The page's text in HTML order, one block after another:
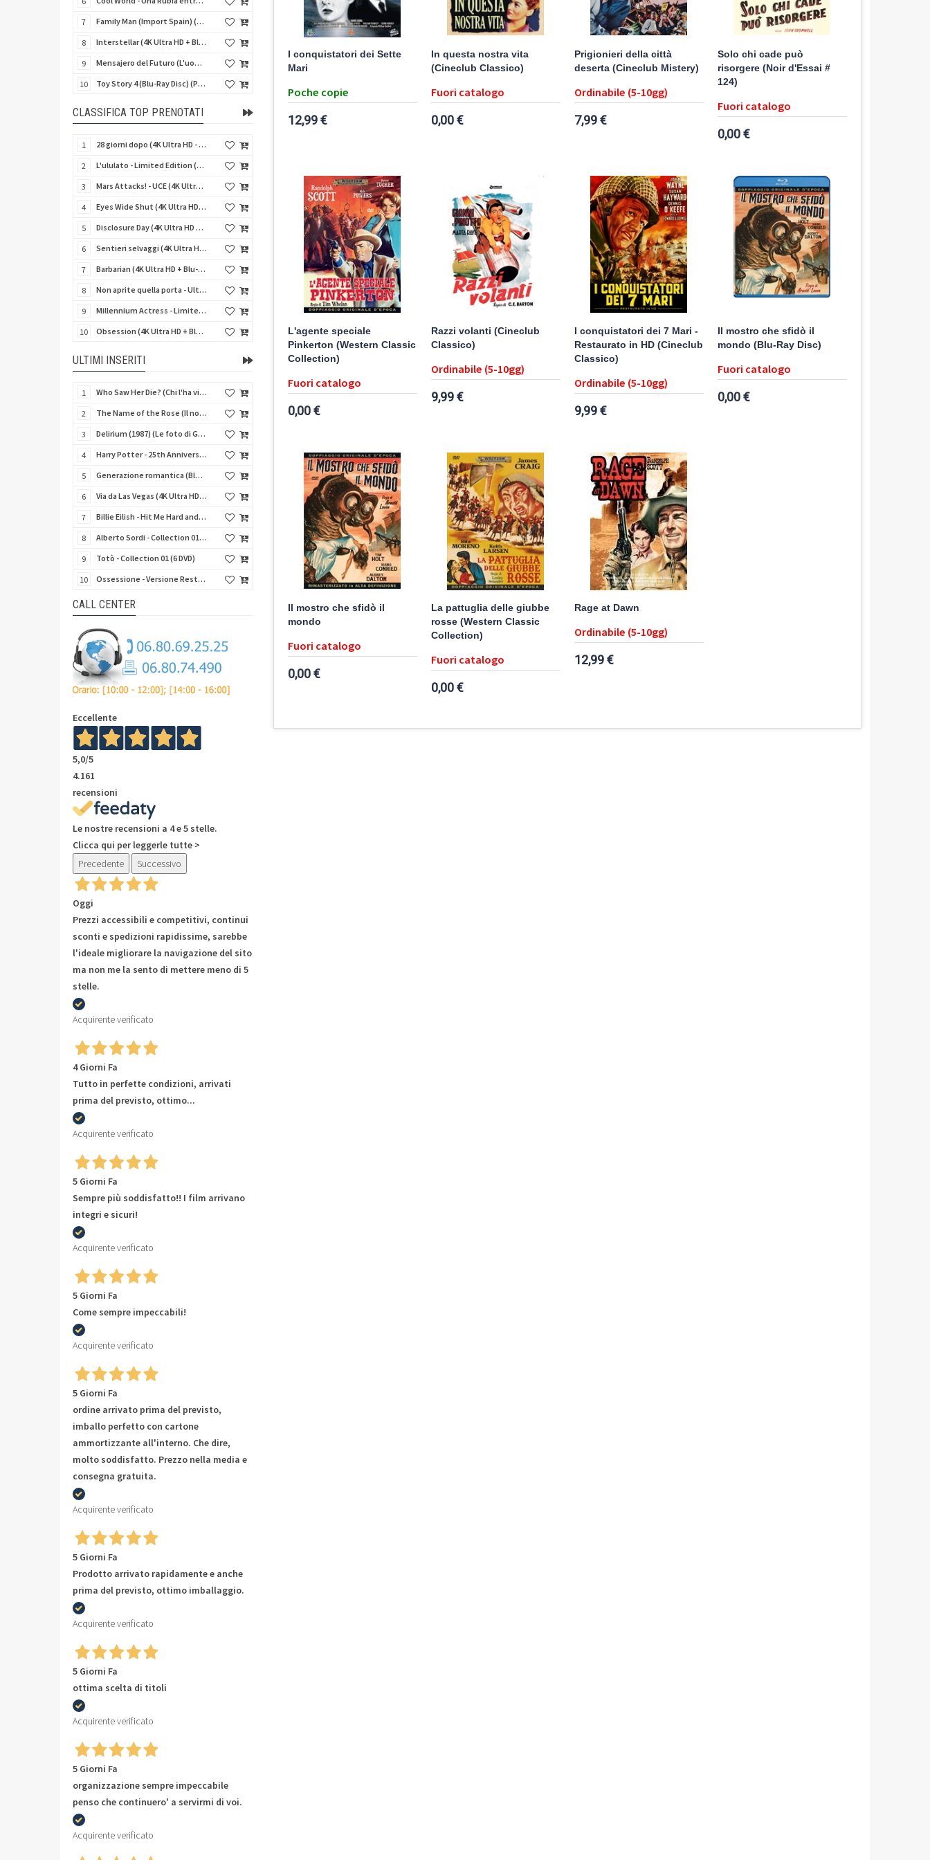
I conquistatori dei Sette
Mari
Poche copie
12,99 €
In questa nostra vita
(Cineclub Classico)
Fuori catalogo
0,00 €
Prigionieri della città
deserta (Cineclub Mistery)
Ordinabile (5-10gg)
7,99 €
Solo chi cade può
risorgere (Noir d'Essai #
124)
Fuori catalogo
0,00 €
L'agente speciale
Pinkerton (Western Classic
Collection)
Fuori catalogo
0,00 €
Razzi volanti (Cineclub
Classico)
Ordinabile (5-10gg)
9,99 €
I conquistatori dei 7 Mari -
Restaurato in HD (Cineclub
Classico)
Ordinabile (5-10gg)
9,99 €
Il mostro che sfidò il
mondo (Blu-Ray Disc)
Fuori catalogo
0,00 €
Il mostro che sfidò il
mondo
Fuori catalogo
0,00 €
La pattuglia delle giubbe
rosse (Western Classic
Collection)
Fuori catalogo
0,00 €
Rage at Dawn
Ordinabile (5-10gg)
12,99 €
7 Family Man (Import Spain) (Blu-Ray Disc)
8 Interstellar (4K Ultra HD + Blu-Ray Disc + Bonus Disc - SteelBook)
9 Mensajero del Futuro (L'uomo del giorno dopo) (Import Spain) (Blu-Ray Disc)
10 Toy Story 4 (Blu-Ray Disc) (Pixar)
CLASSIFICA TOP PRENOTATI
1 28 giorni dopo (4K Ultra HD - SteelBook)
2 L'ululato - Limited Edition (4K Ultra HD + Blu-Ray Disc + CD + Booklet + Card)
3 Mars Attacks! - UCE (4K Ultra HD + Blu-Ray Disc - SteelBook)
4 Eyes Wide Shut (4K Ultra HD + Blu-Ray Disc - SteelBook)
5 Disclosure Day (4K Ultra HD + Blu-Ray Disc - SteelBook)
6 Sentieri selvaggi (4K Ultra HD + Blu-Ray Disc - SteelBook)
7 Barbarian (4K Ultra HD + Blu-Ray Disc - SteelBook)
8 Non aprite quella porta - Ultimate Edition (4K Ultra HD + 3 Blu-Ray Disc + 2 Bonus Disc + Booklet)
9 Millennium Actress - Limited Edition (4K Ultra HD + Blu-Ray Disc + Booklet)
10 Obsession (4K Ultra HD + Blu-Ray Disc)
ULTIMI INSERITI
1 Who Saw Her Die? (Chi l'ha vista morire?) - Limited Edition (Import UK) (Blu-Ray Disc)
2 The Name of the Rose (Il nome della rosa) (Import UK) (4K Ultra HD + Blu-Ray Disc) (NO AUDIO ITA)
3 Delirium (1987) (Le foto di Gioia) (Import UK) (4K Ultra HD + Blu-Ray Disc)
4 Harry Potter - 25th Anniversary Library Case (8 4K Ultra HD + 8 Blu-Ray Disc + Card - SteelBook)
5 Generazione romantica (Blu-Ray Disc)
6 Via da Las Vegas (4K Ultra HD + Blu-Ray Disc)
7 Billie Eilish - Hit Me Hard and Soft The Tour (Import UK) (Blu-Ray Disc) (NO AUDIO ITA)
8 Alberto Sordi - Collection 01 (6 DVD)
9 Totò - Collection 01 (6 DVD)
10 Ossessione - Versione Restaurata 4K
CALL CENTER
Eccellente
5,0/5
4.161
recensioni
Le nostre recensioni a 4 e 5 stelle.
Clicca qui per leggerle tutte >
Precedente
Successivo
Oggi
Prezzi accessibili e competitivi, continui
sconti e spedizioni rapidissime, sarebbe
l'ideale migliorare la navigazione del sito
ma non me la sento di mettere meno di 5
stelle.
Acquirente verificato
4 Giorni Fa
Tutto in perfette condizioni, arrivati
prima del previsto, ottimo...
Acquirente verificato
5 Giorni Fa
Sempre più soddisfatto!! I film arrivano
integri e sicuri!
Acquirente verificato
5 Giorni Fa
Come sempre impeccabili!
Acquirente verificato
5 Giorni Fa
ordine arrivato prima del previsto,
imballo perfetto con cartone
ammortizzante all'interno. Che dire,
molto soddisfatto. Prezzo nella media e
consegna gratuita.
Acquirente verificato
5 Giorni Fa
Prodotto arrivato rapidamente e anche
prima del previsto, ottimo imballaggio.
Acquirente verificato
5 Giorni Fa
ottima scelta di titoli
Acquirente verificato
5 Giorni Fa
organizzazione sempre impeccabile
penso che continuero' a servirmi di voi.
Acquirente verificato